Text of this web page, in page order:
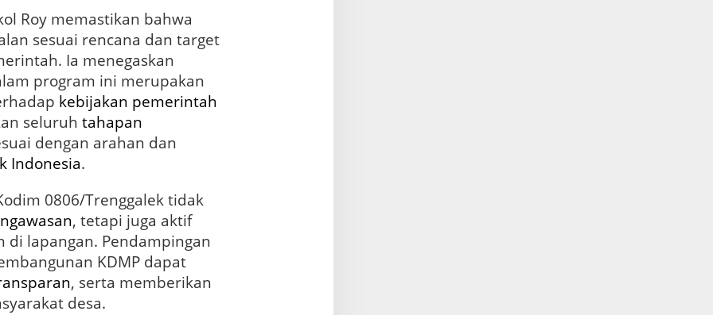
Roy memastikan bahwa
sesuai rencana dan target
Ia menegaskan
program ini merupakan
kebijakan pemerintah
seluruh tahapan
dengan arahan dan
Indonesia.
0806/Trenggalek tidak
, tetapi juga aktif
lapangan. Pendampingan
KDMP dapat
, serta memberikan
desa.